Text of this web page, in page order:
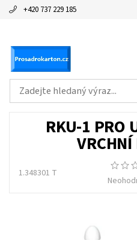
+420 737 229 185
RKU-1 PRO
1.348301 T